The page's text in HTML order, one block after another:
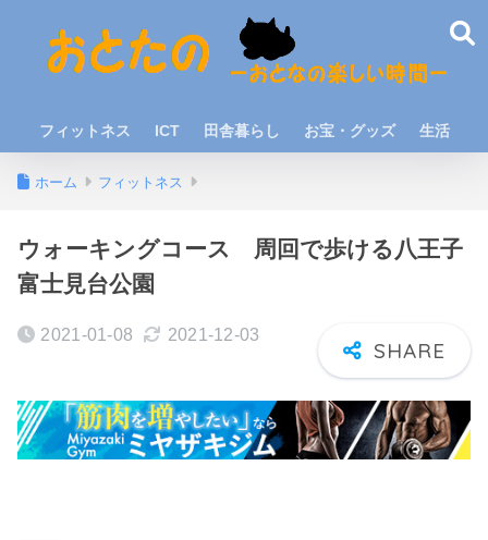
フィットネス ICT 田舎暮らし お宝・グッズ 生活
ホーム フィットネス
ウォーキングコース 周回で歩ける八王子
富士見台公園
2021-01-08 2021-12-03